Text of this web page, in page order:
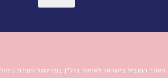
האתר המוביל בישראל לאיתור נדל”ן בפורטוגל וחברת ניהול